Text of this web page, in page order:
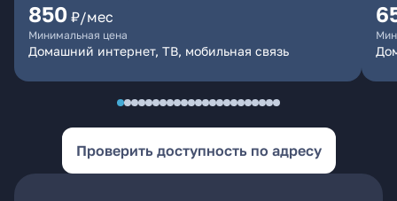
850 ₽/мес
Минимальная цена
Домашний интернет, ТВ, мобильная связь
Проверить доступность по адресу